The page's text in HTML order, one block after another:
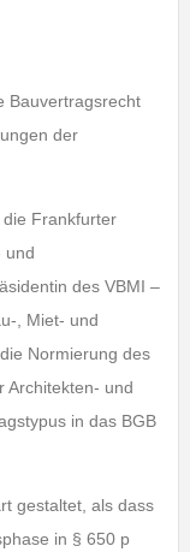
Bauvertragsrecht
der
Frankfurter
und
des VBMI –
, Miet- und
Normierung des
Architekten- und
in das BGB
gestaltet, als dass
in § 650 p